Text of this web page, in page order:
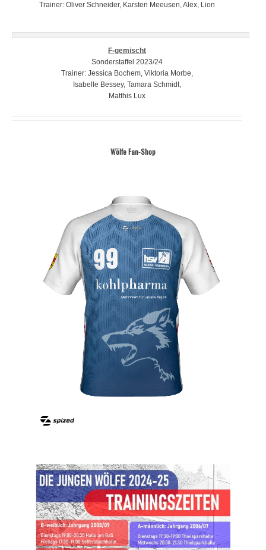
Trainer: Oliver Schneider, Karsten Meeusen, Alex, Lion
F-gemischt
Sonderstaffel 2023/24
Trainer: Jessica Bochem, Viktoria Morbe,
Isabelle Bessey, Tamara Schmidt,
Matthis Lux
Wölfe Fan-Shop